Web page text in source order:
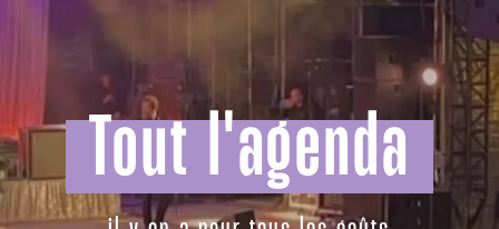
Tout l'agenda